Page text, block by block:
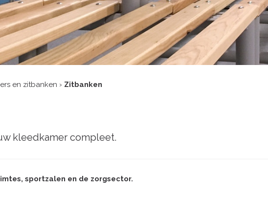
en zitbanken › Zitbanken
kleedkamer compleet.
sportzalen en de zorgsector.